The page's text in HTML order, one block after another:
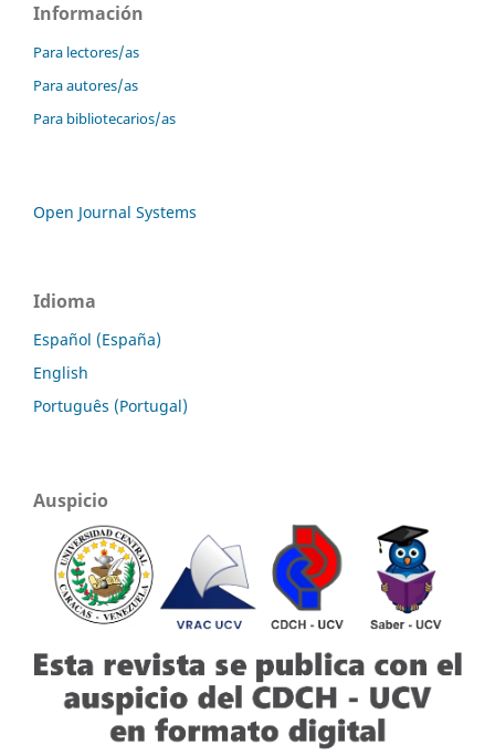
Información
Para lectores/as
Para autores/as
Para bibliotecarios/as
Open Journal Systems
Idioma
Español (España)
English
Português (Portugal)
Auspicio